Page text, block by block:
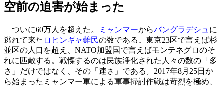
空前の迫害が始まった
ついに60万人を超えた。 ミャンマーからバングラデシュ に
逃れて来た ロヒンギャ難民の数である。東京23区で言えば杉
並区の人口を超え、NATO加盟国で言えばモンテネグロのそ
れに匹敵する。戦慄するのは民族浄化された人々の数の「多
さ」だけではなく、その「速さ」である。2017年8月25日か
ら始まったミャンマー軍による軍事掃討作戦は苛烈を極め、